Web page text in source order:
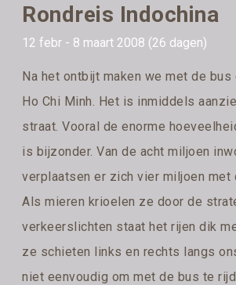
Rondreis Indochina
12 febr - 8 maart 2008 (26 dagen)
Na het ontbijt maken we met de
Ho Chi Minh. Het is inmiddels
straat. Vooral de enorme
is bijzonder. Van de acht miljoen
verplaatsen er zich vier miljoen met
Als mieren krioelen ze door de
verkeerslichten staat het rijen dik
ze schieten links en rechts langs
niet eenvoudig om met de bus te